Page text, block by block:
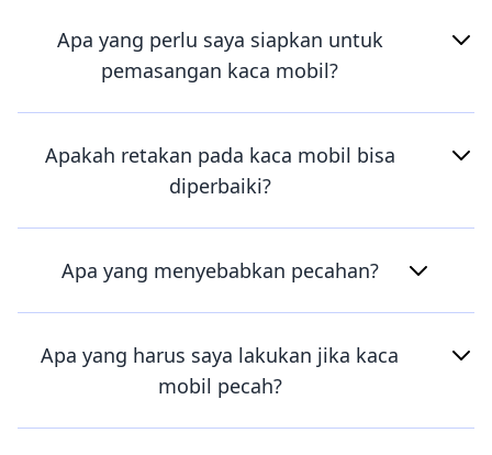
Apa yang perlu saya siapkan untuk
pemasangan kaca mobil?
Apakah retakan pada kaca mobil bisa
diperbaiki?
Apa yang menyebabkan pecahan?
Apa yang harus saya lakukan jika kaca
mobil pecah?